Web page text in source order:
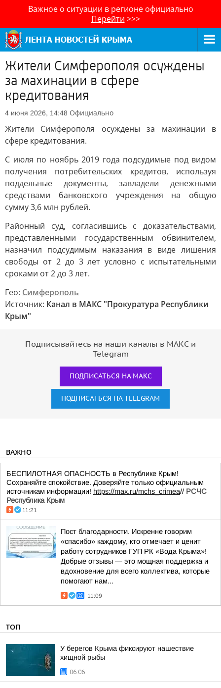
Важное о ситуации в регионе официально
Перейти >>>
Жители Симферополя осуждены
за махинации в сфере
кредитования
4 июня 2026, 14:48 Официально
Жители Симферополя осуждены за махинации в
сфере кредитования.
С июля по ноябрь 2019 года подсудимые под видом
получения потребительских кредитов, используя
поддельные документы, завладели денежными
средствами банковского учреждения на общую
сумму 3,6 млн рублей.
Районный суд, согласившись с доказательствами,
представленными государственным обвинителем,
назначил подсудимым наказания в виде лишения
свободы от 2 до 3 лет условно с испытательными
сроками от 2 до 3 лет.
Гео: Симферополь
Источник: Канал в МАКС "Прокуратура Республики
Крым"
Подписывайтесь на наши каналы в МАКС и
Telegram
ПОДПИСАТЬСЯ НА МАКС
ПОДПИСАТЬСЯ НА TELEGRAM
ВАЖНО
БЕСПИЛОТНАЯ ОПАСНОСТЬ в Республике Крым!
Сохраняйте спокойствие. Доверяйте только официальным
источникам информации! https://max.ru/mchs_crimea// РСЧС
Республика Крым
11:21
Пост благодарности. Искренне говорим
«спасибо» каждому, кто отмечает и ценит
работу сотрудников ГУП РК «Вода Крыма»!
Добрые отзывы — это мощная поддержка и
вдохновение для всего коллектива, которые
помогают нам...
11:09
ТОП
У берегов Крыма фиксируют нашествие
хищной рыбы
06:06